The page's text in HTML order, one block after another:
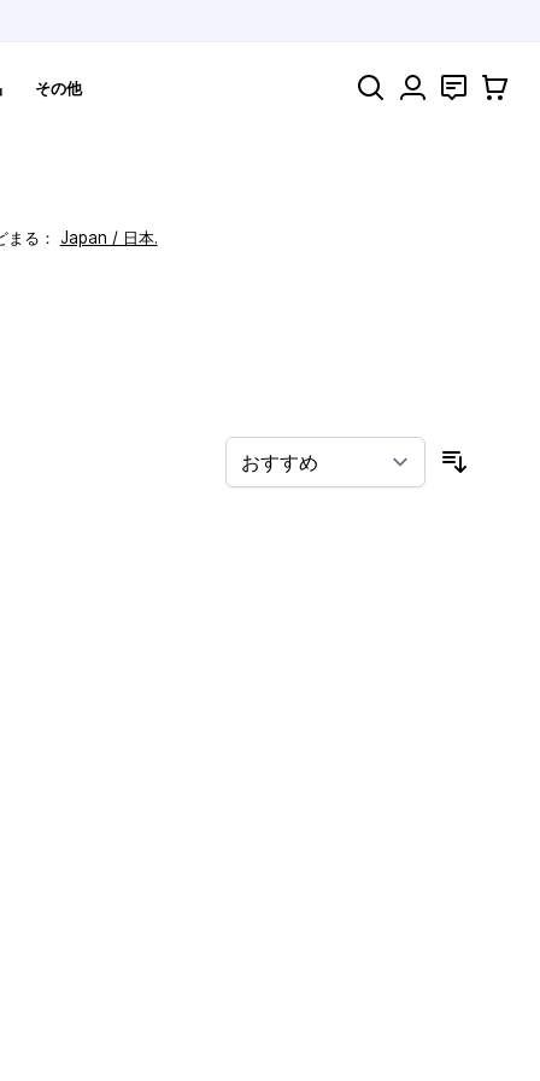
その他 検索 お問い合
カート
る： Japan / 日本.